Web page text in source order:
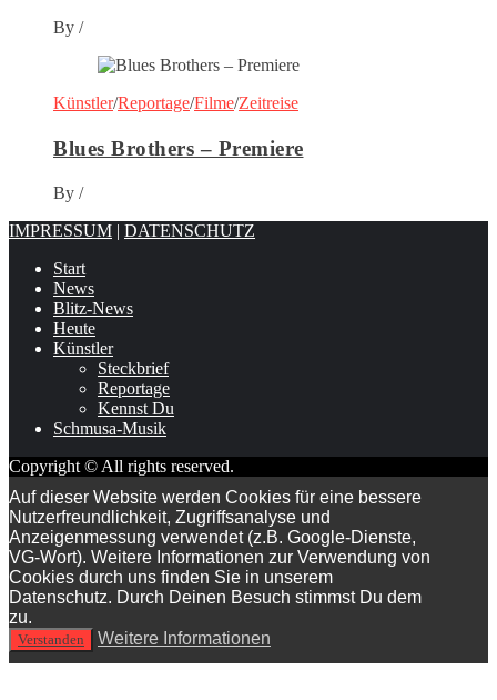
By /
Künstler/Reportage/Filme/Zeitreise
Blues Brothers – Premiere
By /
IMPRESSUM
DATENSCHUTZ
Start
News
Blitz-News
Heute
Künstler
Steckbrief
Reportage
Kennst Du
Schmusa-Musik
Copyright © All rights reserved.
Auf dieser Website werden Cookies für eine bessere
Nutzerfreundlichkeit, Zugriffsanalyse und
Anzeigenmessung verwendet (z.B. Google-Dienste,
VG-Wort). Weitere Informationen zur Verwendung von
Cookies durch uns finden Sie in unserem
Datenschutz. Durch Deinen Besuch stimmst Du dem
zu.
Verstanden Weitere Informationen